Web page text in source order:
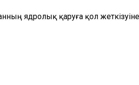
ядролық қаруға қол